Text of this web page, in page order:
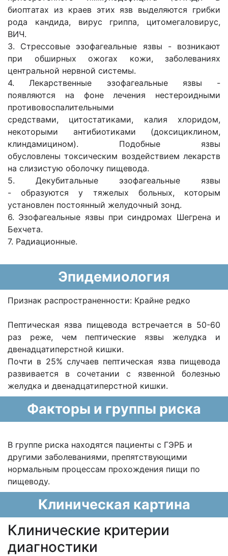
биоптатах из краев этих язв выделяются грибки
рода кандида, вирус гриппа, цитомегаловирус,
ВИЧ.
3. Стрессовые эзофагеальные язвы - возникают
при обширных ожогах кожи, заболеваниях
центральной нервной системы.
4. Лекарственные эзофагеальные язвы -
появляются на фоне лечения нестероидными
противовоспалительными
средствами, цитостатиками, калия хлоридом,
некоторыми антибиотиками (доксициклином,
клиндамицином). Подобные язвы
обусловлены токсическим воздействием лекарств
на слизистую оболочку пищевода.
5. Декубитальные эзофагеальные язвы
- образуются у тяжелых больных, которым
установлен постоянный желудочный зонд.
6. Эзофагеальные язвы при синдромах Шегрена и
Бехчета.
7. Радиационные.
Эпидемиология
Признак распространенности: Крайне редко
Пептическая язва пищевода встречается в 50-60
раз реже, чем пептические язвы желудка и
двенадцатиперстной кишки.
Почти в 25% случаев пептическая язва пищевода
развивается в сочетании с язвенной болезнью
желудка и двенадцатиперстной кишки.
Факторы и группы риска
В группе риска находятся пациенты с ГЭРБ и
другими заболеваниями, препятствующими
нормальным процессам прохождения пищи по
пищеводу.
Клиническая картина
Клинические критерии
диагностики